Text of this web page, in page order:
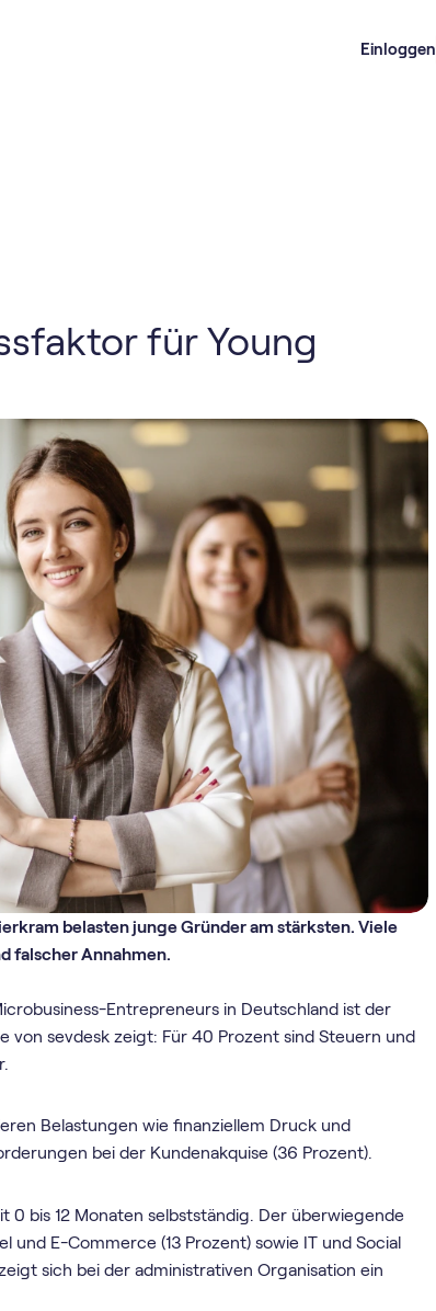
Einloggen
für Young
belasten junge Gründer am stärksten. Viele
falscher Annahmen.
Entrepreneurs in Deutschland ist der
von sevdesk zeigt: Für 40 Prozent sind Steuern und
Belastungen wie finanziellem Druck und
bei der Kundenakquise (36 Prozent).
bis 12 Monaten selbstständig. Der überwiegende
und E-Commerce (13 Prozent) sowie IT und Social
sich bei der administrativen Organisation ein